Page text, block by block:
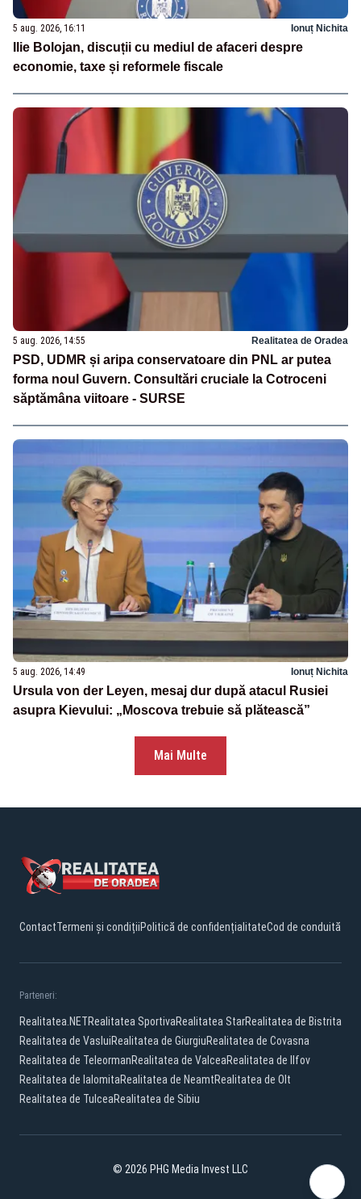
5 aug. 2026, 16:11 Ionuț Nichita
Ilie Bolojan, discuții cu mediul de afaceri despre
economie, taxe și reformele fiscale
5 aug. 2026, 14:55 Realitatea de Oradea
PSD, UDMR și aripa conservatoare din PNL ar putea
forma noul Guvern. Consultări cruciale la Cotroceni
săptămâna viitoare - SURSE
5 aug. 2026, 14:49 Ionuț Nichita
Ursula von der Leyen, mesaj dur după atacul Rusiei
asupra Kievului: „Moscova trebuie să plătească”
Mai Multe
ContactTermeni și condițiiPolitică de confidențialitateCod de conduită
Parteneri:
Realitatea.NETRealitatea SportivaRealitatea StarRealitatea de Bistrita
Realitatea de VasluiRealitatea de GiurgiuRealitatea de Covasna
Realitatea de TeleormanRealitatea de ValceaRealitatea de Ilfov
Realitatea de IalomitaRealitatea de NeamtRealitatea de Olt
Realitatea de TulceaRealitatea de Sibiu
© 2026 PHG Media Invest LLC